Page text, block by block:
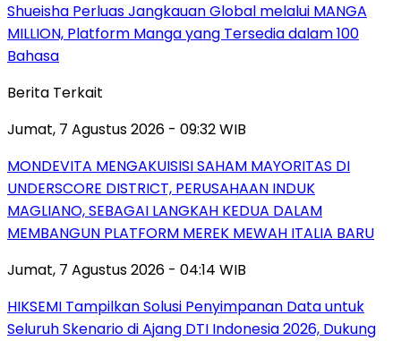
Shueisha Perluas Jangkauan Global melalui MANGA
MILLION, Platform Manga yang Tersedia dalam 100
Bahasa
Berita Terkait
Jumat, 7 Agustus 2026 - 09:32 WIB
MONDEVITA MENGAKUISISI SAHAM MAYORITAS DI
UNDERSCORE DISTRICT, PERUSAHAAN INDUK
MAGLIANO, SEBAGAI LANGKAH KEDUA DALAM
MEMBANGUN PLATFORM MEREK MEWAH ITALIA BARU
Jumat, 7 Agustus 2026 - 04:14 WIB
HIKSEMI Tampilkan Solusi Penyimpanan Data untuk
Seluruh Skenario di Ajang DTI Indonesia 2026, Dukung